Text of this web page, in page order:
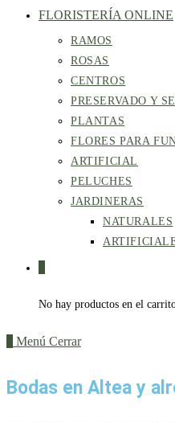
FLORISTERÍA ONLINE
RAMOS
ROSAS
CENTROS
PRESERVADO Y
PLANTAS
FLORES PARA
ARTIFICIAL
PELUCHES
JARDINERAS
NATURALES
No hay productos en el
Menú Cerrar
Bodas en Altea y